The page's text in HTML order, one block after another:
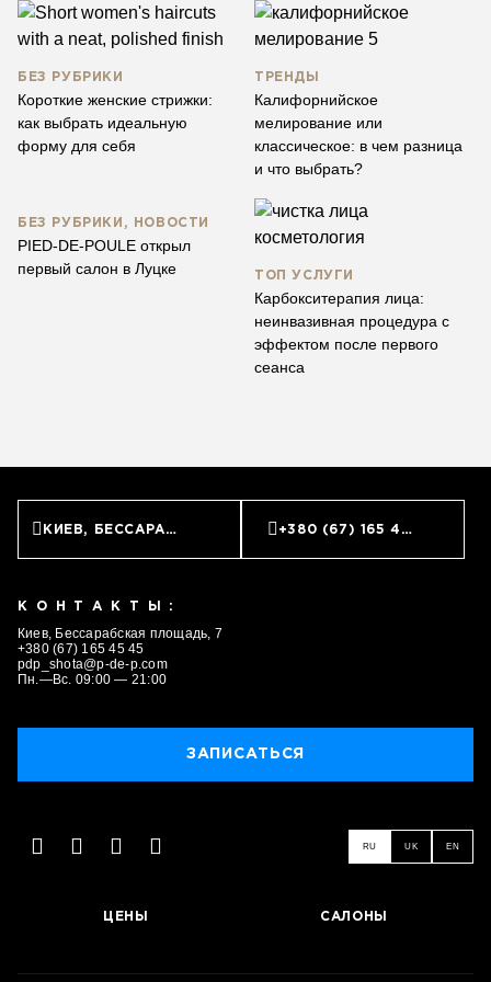
БЕЗ РУБРИКИ
Короткие женские стрижки:
как выбрать идеальную
форму для себя
ТРЕНДЫ
Калифорнийское
мелирование или
классическое: в чем разница
и что выбрать?
БЕЗ РУБРИКИ, НОВОСТИ
PIED-DE-POULE открыл
первый салон в Луцке
ТОП УСЛУГИ
Карбокситерапия лица:
неинвазивная процедура с
эффектом после первого
сеанса
КИЕВ, БЕССАРАБСКАЯ ПЛОЩАДЬ, 7 +380 (67) 165 45 45
КОНТАКТЫ:
Киев, Бессарабская площадь, 7
+380 (67) 165 45 45
pdp_shota@p-de-p.com
Пн.—Вс. 09:00 — 21:00
ЗАПИСАТЬСЯ
RU UK EN
ЦЕНЫ САЛОНЫ